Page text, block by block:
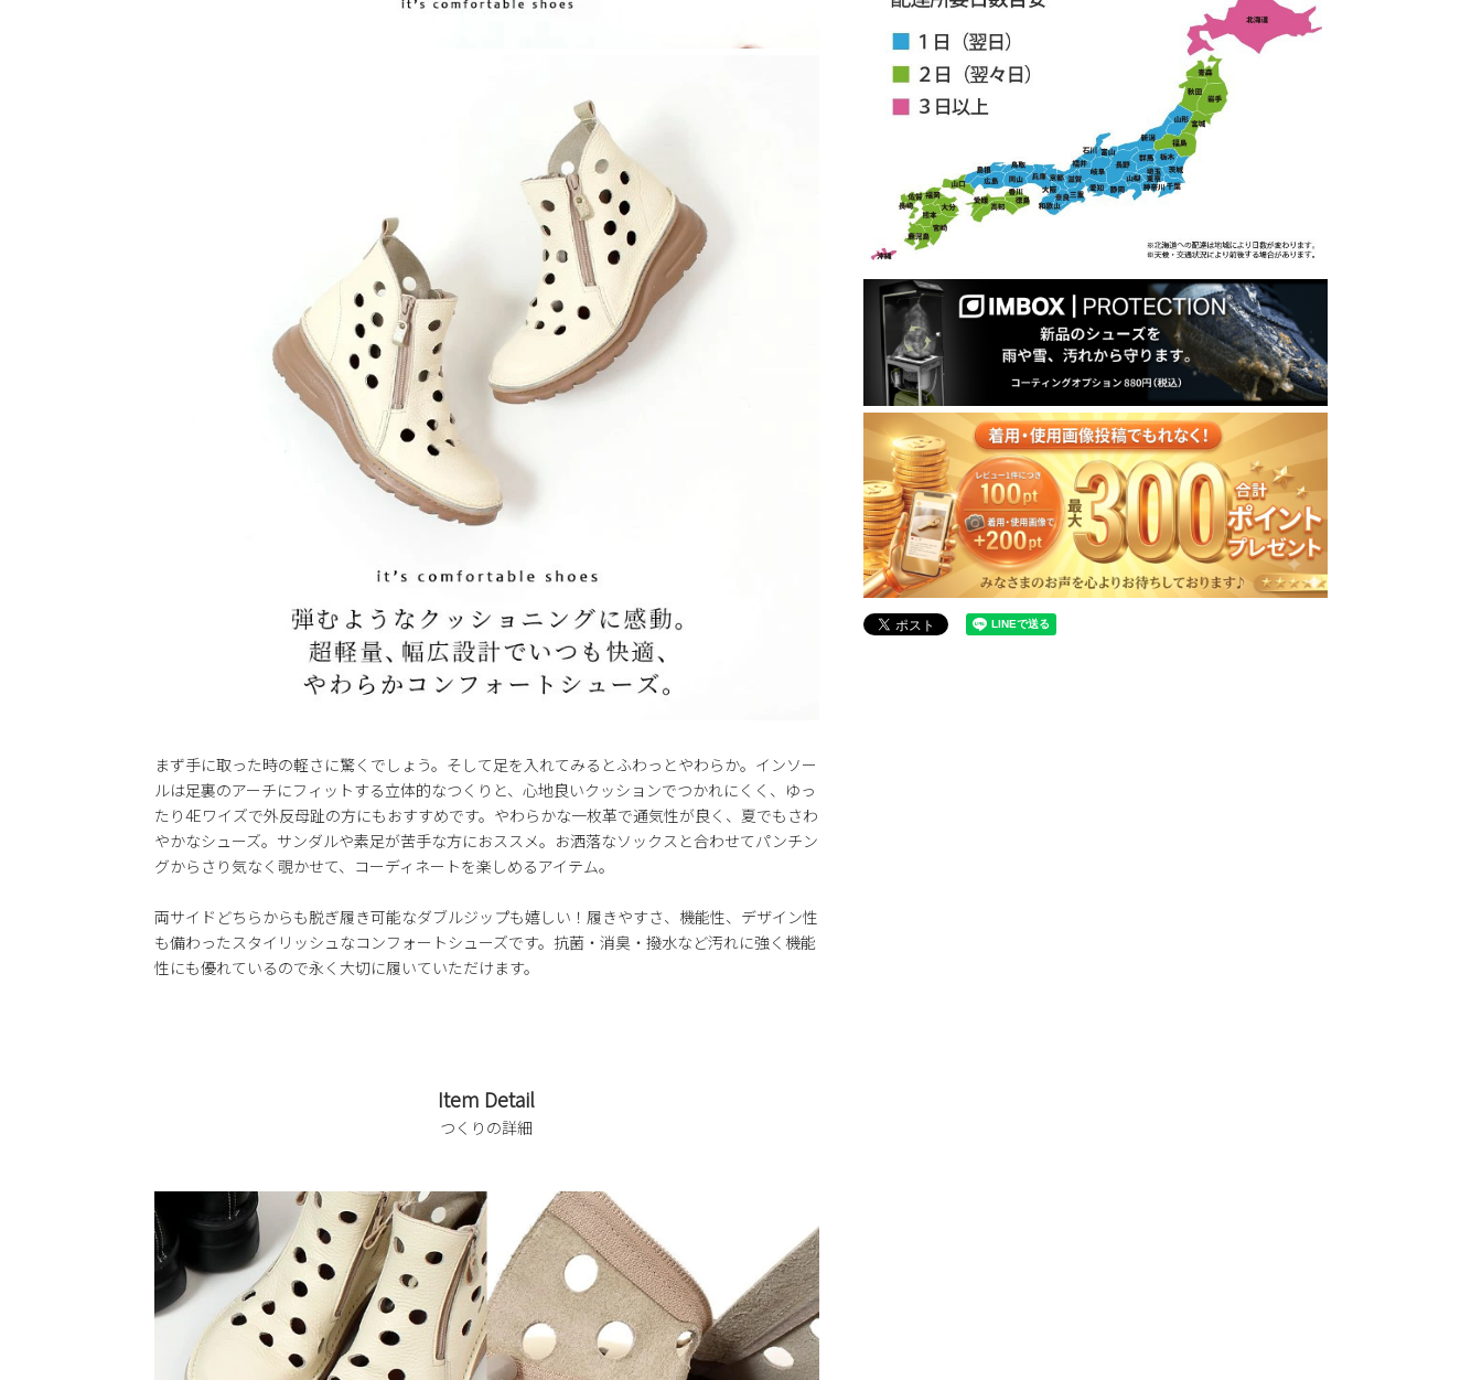
まず手に取った時の軽さに驚くでしょう。そして足を入れてみるとふわっとやわらか。インソー
ルは足裏のアーチにフィットする立体的なつくりと、心地良いクッションでつかれにくく、ゆっ
たり4Eワイズで外反母趾の方にもおすすめです。やわらかな一枚革で通気性が良く、夏でもさわ
やかなシューズ。サンダルや素足が苦手な方におススメ。お洒落なソックスと合わせてパンチン
グからさり気なく覗かせて、コーディネートを楽しめるアイテム。
両サイドどちらからも脱ぎ履き可能なダブルジップも嬉しい！履きやすさ、機能性、デザイン性
も備わったスタイリッシュなコンフォートシューズです。抗菌・消臭・撥水など汚れに強く機能
性にも優れているので永く大切に履いていただけます。
Item Detail
つくりの詳細